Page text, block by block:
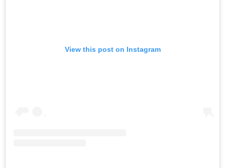
View this post on Instagram